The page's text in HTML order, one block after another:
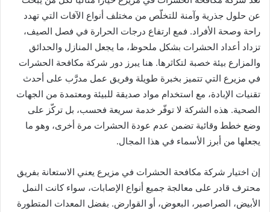
عن حلول جذرية وآمنة للتخلّص من مختلف أنواع الآفات التي تهدد
راحة وصحة الأفراد. فمع ارتفاع درجات الحرارة في فصل الصيف،
تزداد أعداد الحشرات بشكل ملحوظ، ما يجعل المنازل والحدائق
والمزارع بيئة خصبة لتكاثرها. هنا يبرز دور شركة مكافحة الحشرات
في مزيرع التي تتميز بخبرة طويلة وفريق عمل مدرَّب على أحدث
تقنيات الإبادة، مع استخدام مواد صديقة للبيئة ومعتمدة من الجهات
الصحية. هذه الشركة لا توفّر خدمة سريعة فحسب، بل تركّز على
وضع خطط وقائية تضمن عدم عودة الحشرات مرة أخرى، وهو ما
يجعلها من أبرز الأسماء في هذا المجال.
إن اختيار شركة مكافحة الحشرات في مزيرع يعني الاستعانة بفريق
محترف قادر على معالجة جميع أنواع الإصابات، سواء كانت النمل
الأبيض، الصراصير، البعوض، أو القوارض. بفضل المعدات المتطورة